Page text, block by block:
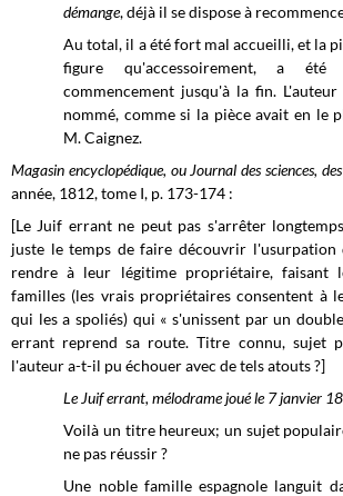
démange, déjà il se dispose à
Au total, il a été fort mal accueilli, et la
figure qu'accessoirement, a
commencement jusqu'à la fin.
nommé, comme si la pièce avait en le
M. Caignez.
Magasin encyclopédique, ou Journal des sciences,
année, 1812, tome I, p. 173-174 :
[Le Juif errant ne peut pas s'arrêter
juste le temps de faire découvrir
rendre à leur légitime propriétaire, faisant
familles (les vrais propriétaires consentent à
qui les a spoliés) qui « s'unissent par un
errant reprend sa route. Titre connu, sujet
l'auteur a-t-il pu échouer avec de tels atouts ?]
Le Juif errant, mélodrame joué le 7 janvier
Voilà un titre heureux; un sujet
ne pas réussir ?
Une noble famille espagnole languit